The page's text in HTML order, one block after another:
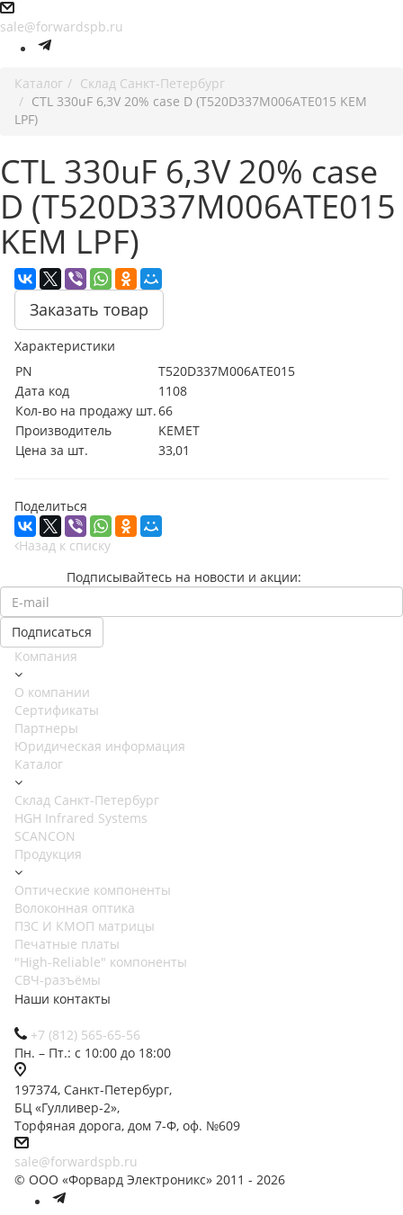
sale@forwardspb.ru
Каталог
Cклад Санкт-Петербург
CTL 330uF 6,3V 20% case D (T520D337M006ATE015 KEM
LPF)
CTL 330uF 6,3V 20% case
D (T520D337M006ATE015
KEM LPF)
Заказать товар
Характеристики
PN
T520D337M006ATE015
Дата код
1108
Кол-во на продажу шт.66
Производитель
KEMET
Цена за шт.
33,01
Поделиться
Назад к списку
Подписывайтесь на новости и акции:
Компания
О компании
Сертификаты
Партнеры
Юридическая информация
Каталог
Cклад Санкт-Петербург
HGH Infrared Systems
SCANCON
Продукция
Оптические компоненты
Волоконная оптика
ПЗС И КМОП матрицы
Печатные платы
"High-Reliable" компоненты
СВЧ-разъёмы
Наши контакты
+7 (812) 565-65-56
Пн. – Пт.: с 10:00 до 18:00
197374, Санкт-Петербург,
БЦ «Гулливер-2»,
Торфяная дорога, дом 7-Ф, оф. №609
sale@forwardspb.ru
© ООО «Форвард Электроникс» 2011 - 2026